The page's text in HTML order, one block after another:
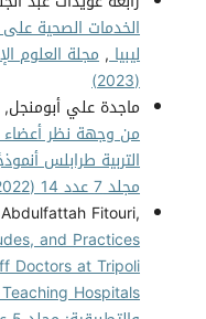
الخدمات الصحية
ليبيا,
(2023)
ماجدة علي أبومنجل,
من وجهة نظر أعضاء
التربية طرابلس
مجلد 7 عدد 14 (2022)
Fitouri,
and Practices
Doctors at Tripoli
Hospitals